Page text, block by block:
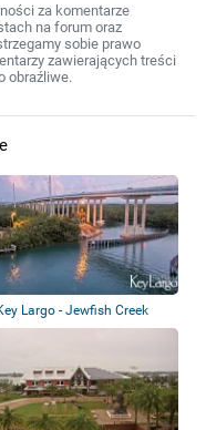
za komentarze
na forum oraz
sobie prawo
zawierających treści
obraźliwe.
Largo - Jewfish Creek